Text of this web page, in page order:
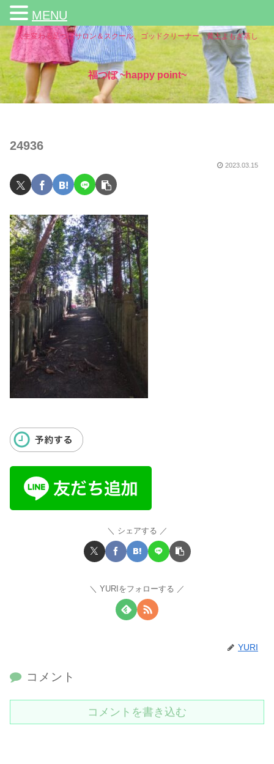
人生変わる足つぼサロン＆スクール、ゴッドクリーナー、黄土よもぎ蒸し
福つぼ ~happy point~
24936
2023.03.15
シェアする
YURIをフォローする
YURI
コメント
コメントを書き込む
MENU